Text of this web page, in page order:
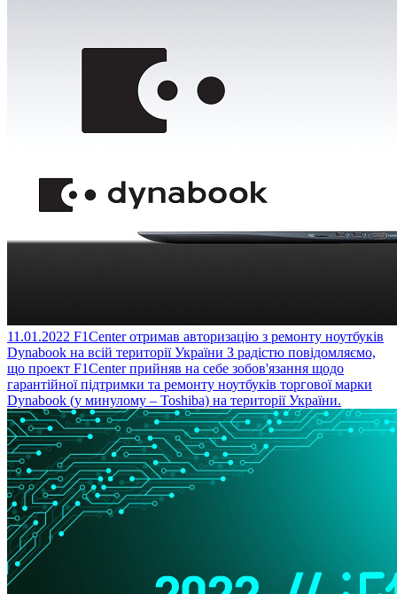
11.01.2022 F1Center отримав авторизацію з ремонту ноутбуків
Dynabook на всій території України З радістю повідомляємо,
що проект F1Center прийняв на себе зобов'язання щодо
гарантійної підтримки та ремонту ноутбуків торгової марки
Dynabook (у минулому – Toshiba) на території України.